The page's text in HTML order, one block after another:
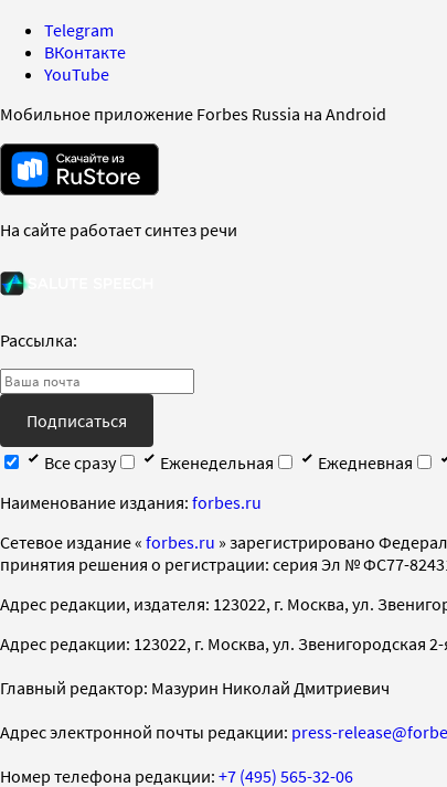
Telegram
ВКонтакте
YouTube
Мобильное приложение Forbes Russia на Android
На сайте работает синтез речи
Рассылка:
Подписаться
Все сразу
Еженедельная Ежедневная
Наименование издания: forbes.ru
Cетевое издание « forbes.ru » зарегистрировано
принятия решения о регистрации: серия Эл № ФС77-
Адрес редакции, издателя: 123022, г. Москва, ул.
Адрес редакции: 123022, г. Москва, ул. Звенигородская 2-
Главный редактор: Мазурин Николай Дмитриевич
Адрес электронной почты редакции: press-
Номер телефона редакции: +7 (495) 565-32-06